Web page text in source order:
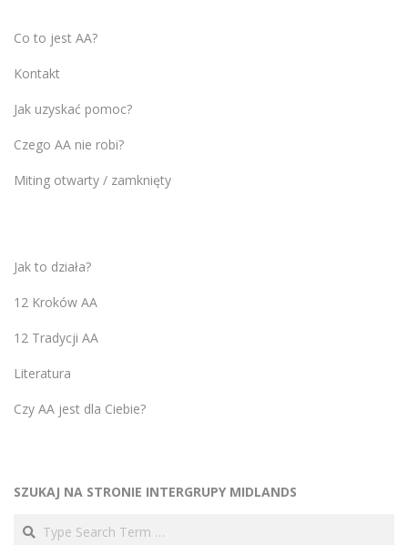
Co to jest AA?
Kontakt
Jak uzyskać pomoc?
Czego AA nie robi?
Miting otwarty / zamknięty
Jak to działa?
12 Kroków AA
12 Tradycji AA
Literatura
Czy AA jest dla Ciebie?
SZUKAJ NA STRONIE INTERGRUPY MIDLANDS
Search